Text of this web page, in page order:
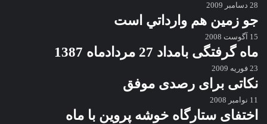
28 دسامبر 2009
جو زمين هم وارداتي است
15 آگوست 2008
ماه گرفتگی بامداد 27 مردادماه 1387
23 فوریه 2009
نکاتی برای رصدی موفق
11 نوامبر 2008
اختفای ستارگاه خوشه پروین با ماه